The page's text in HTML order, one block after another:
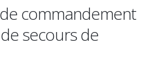
commandement
secours de